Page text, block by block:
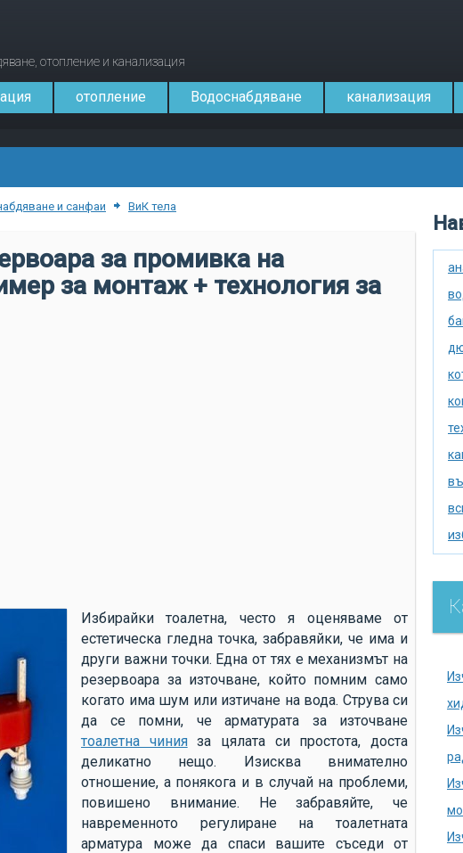
отопление и канализация
отопление Водоснабдяване канализация
и санфаи ВиК тела
за промивка на
за монтаж + технология за
Избирайки тоалетна, често я оценяваме от
естетическа гледна точка, забравяйки, че има и
други важни точки. Една от тях е механизмът на
резервоара за източване, който помним само
когато има шум или изтичане на вода. Струва си
да се помни, че арматурата за източване
тоалетна чинияза цялата си простота, доста
деликатно нещо. Изисква внимателно
отношение, а понякога и в случай на проблеми,
повишено внимание. Не забравяйте, че
навременното регулиране на тоалетната
арматура може да спаси вашите съседи от